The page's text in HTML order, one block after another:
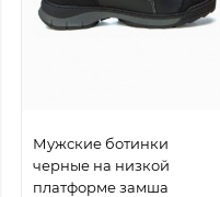
Мужские ботинки
черные на низкой
платформе замша